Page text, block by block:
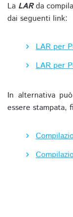
La LARda
dai seguenti link:
LAR per
LAR per
In alternativa
essere stampata,